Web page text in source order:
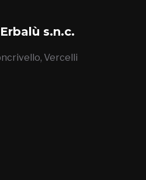
s.n.c.
Vercelli